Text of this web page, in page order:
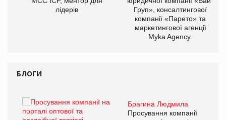
лідерів
Груп», консалтингової
компанії «Парето» та
маркетингової агенції
Myka Agency.
БЛОГИ
Брагина Людмила
Просування компанії